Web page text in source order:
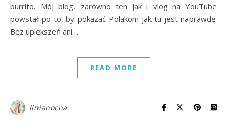
burrito. Mój blog, zarówno ten jak i vlog na YouTube
powstał po to, by pokazać Polakom jak tu jest naprawdę.
Bez upiększeń ani…
READ MORE
linianocna